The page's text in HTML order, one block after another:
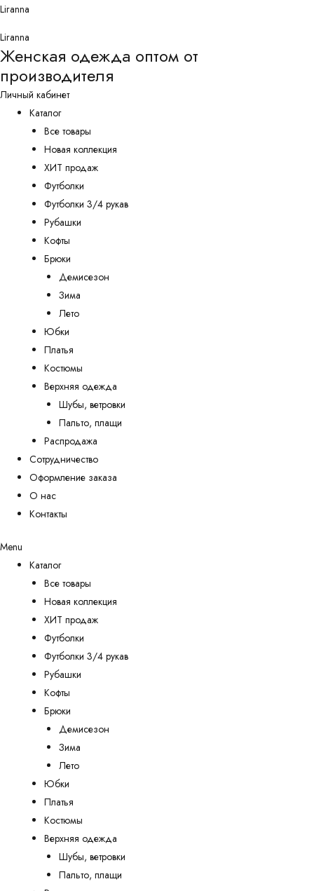
Перейти
содержимому
Liranna
Liranna
Женская одежда оптом от
производителя
Личный кабинет
Каталог
Все товары
Новая коллекция
ХИТ продаж
Футболки
Футболки 3/4 рукав
Рубашки
Кофты
Брюки
Демисезон
Зима
Лето
Юбки
Платья
Костюмы
Верхняя одежда
Шубы, ветровки
Пальто, плащи
Распродажа
Сотрудничество
Оформление заказа
О нас
Контакты
Menu
Каталог
Все товары
Новая коллекция
ХИТ продаж
Футболки
Футболки 3/4 рукав
Рубашки
Кофты
Брюки
Демисезон
Зима
Лето
Юбки
Платья
Костюмы
Верхняя одежда
Шубы, ветровки
Пальто, плащи